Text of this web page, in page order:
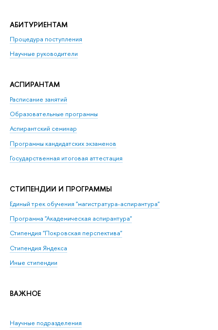
АБИТУРИЕНТАМ
Процедура поступления
Научные руководители
АСПИРАНТАМ
Расписание занятий
Образовательные программы
Аспирантский семинар
Программы кандидатских экзаменов
Государственная итоговая аттестация
СТИПЕНДИИ И ПРОГРАММЫ
Единый трек обучения "магистратура-аспирантура"
Программа "Академическая аспирантура"
Стипендия "Покровская перспектива"
Стипендия Яндекса
Иные стипендии
ВАЖНОЕ
Научные подразделения